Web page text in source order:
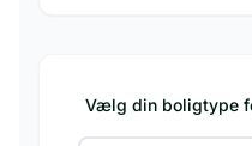
Vælg din boligtype